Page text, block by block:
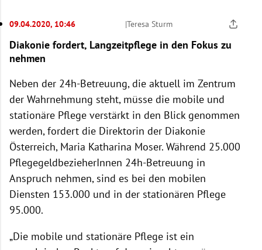
09.04.2020, 10:46 |Teresa Sturm
Diakonie fordert, Langzeitpflege in den Fokus zu
nehmen
Neben der 24h-Betreuung, die aktuell im Zentrum
der Wahrnehmung steht, müsse die mobile und
stationäre Pflege verstärkt in den Blick genommen
werden, fordert die Direktorin der Diakonie
Österreich, Maria Katharina Moser. Während 25.000
PflegegeldbezieherInnen 24h-Betreuung in
Anspruch nehmen, sind es bei den mobilen
Diensten 153.000 und in der stationären Pflege
95.000.
„Die mobile und stationäre Pflege ist ein